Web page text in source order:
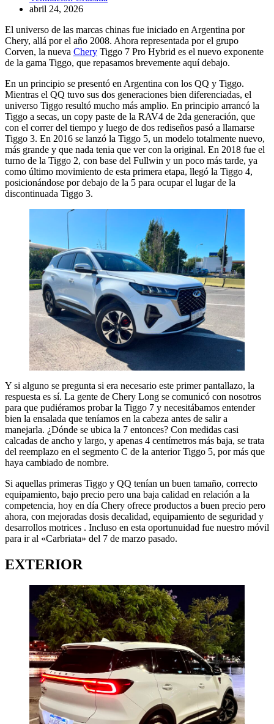
abril 24, 2026
El universo de las marcas chinas fue iniciado en Argentina por
Chery, allá por el año 2008. Ahora representada por el grupo
Corven, la nueva Chery Tiggo 7 Pro Hybrid es el nuevo exponente
de la gama Tiggo, que repasamos brevemente aquí debajo.
En un principio se presentó en Argentina con los QQ y Tiggo.
Mientras el QQ tuvo sus dos generaciones bien diferenciadas, el
universo Tiggo resultó mucho más amplio. En principio arrancó la
Tiggo a secas, un copy paste de la RAV4 de 2da generación, que
con el correr del tiempo y luego de dos rediseños pasó a llamarse
Tiggo 3. En 2016 se lanzó la Tiggo 5, un modelo totalmente nuevo,
más grande y que nada tenia que ver con la original. En 2018 fue el
turno de la Tiggo 2, con base del Fullwin y un poco más tarde, ya
como último movimiento de esta primera etapa, llegó la Tiggo 4,
posicionándose por debajo de la 5 para ocupar el lugar de la
discontinuada Tiggo 3.
Y si alguno se pregunta si era necesario este primer pantallazo, la
respuesta es sí. La gente de Chery Long se comunicó con nosotros
para que pudiéramos probar la Tiggo 7 y necesitábamos entender
bien la ensalada que teníamos en la cabeza antes de salir a
manejarla. ¿Dónde se ubica la 7 entonces? Con medidas casi
calcadas de ancho y largo, y apenas 4 centímetros más baja, se trata
del reemplazo en el segmento C de la anterior Tiggo 5, por más que
haya cambiado de nombre.
Si aquellas primeras Tiggo y QQ tenían un buen tamaño, correcto
equipamiento, bajo precio pero una baja calidad en relación a la
competencia, hoy en día Chery ofrece productos a buen precio pero
ahora, con mejoradas dosis decalidad, equipamiento de seguridad y
desarrollos motrices . Incluso en esta oportunuidad fue nuestro móvil
para ir al «Carbriata» del 7 de marzo pasado.
EXTERIOR